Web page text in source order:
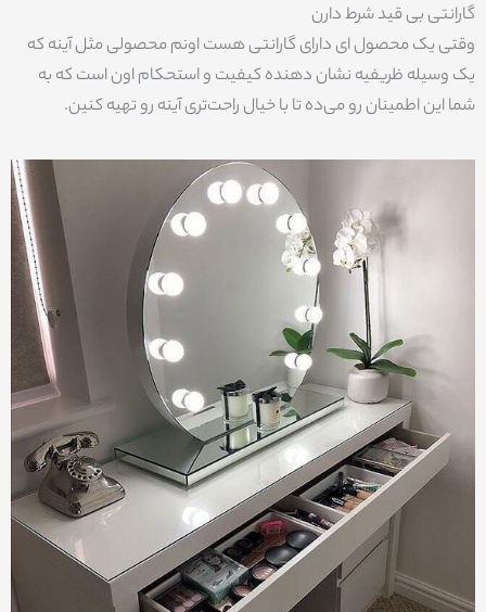
گارانتی بی قید شرط دارن
وقتی یک محصول ای دارای گارانتی هست اونم محصولی مثل آینه که
یک وسیله ظریفیه نشان دهنده کیفیت و استحکام اون است که به
شما این اطمینان رو می‌ده تا با خیال راحت‌تری آینه رو تهیه کنین.